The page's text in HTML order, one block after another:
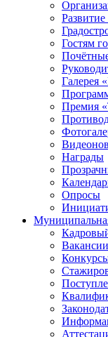
Развитие
Гостям
Галерея
Премия
Награды
Опросы
Вакансии